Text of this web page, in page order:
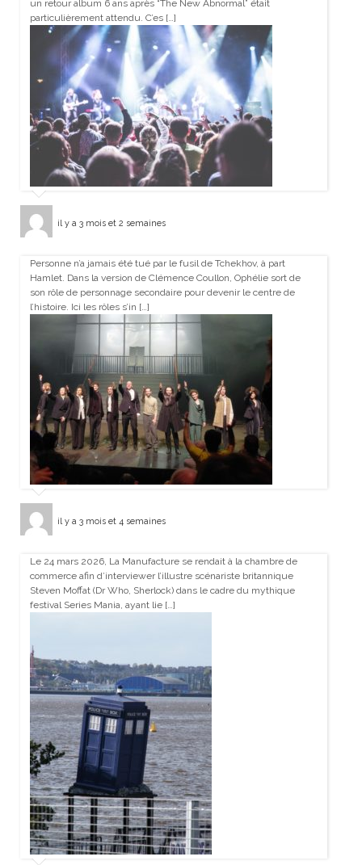
un retour album 6 ans après “The New Abnormal” était
particulièrement attendu. C’es […]
il y a 3 mois et 2 semaines
Personne n’a jamais été tué par le fusil de Tchekhov, à part
Hamlet. Dans la version de Clémence Coullon, Ophélie sort de
son rôle de personnage secondaire pour devenir le centre de
l’histoire. Ici les rôles s’in […]
il y a 3 mois et 4 semaines
Le 24 mars 2026, La Manufacture se rendait à la chambre de
commerce afin d’interviewer l’illustre scénariste britannique
Steven Moffat (Dr Who, Sherlock) dans le cadre du mythique
festival Series Mania, ayant lie […]